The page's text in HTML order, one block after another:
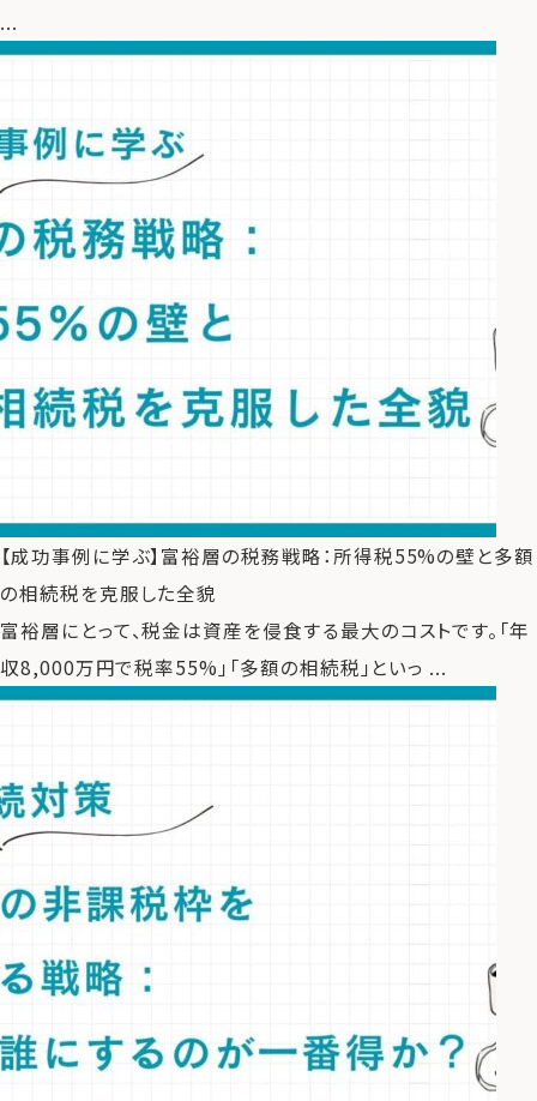
...
【成功事例に学ぶ】富裕層の税務戦略：所得税55%の壁と多額
の相続税を克服した全貌
富裕層にとって、税金は資産を侵食する最大のコストです。「年
収8,000万円で税率55%」「多額の相続税」といっ ...